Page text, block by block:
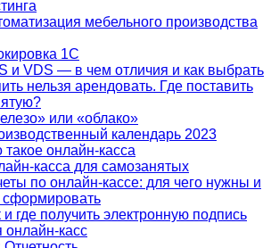
мебельного производства
1С
и VDS — в чем отличия и как выбрать
нельзя арендовать. Где поставить
или «облако»
календарь 2023
такое онлайн-касса
касса для самозанятых
по онлайн-кассе: для чего нужны и
сформировать
и где получить электронную подпись
онлайн-касс